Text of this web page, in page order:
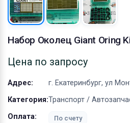
Набор Околец Giant Oring
Цена по запросу
Адрес: г. Екатеринбург, ул
Категория:Транспорт /
Оплата:
По счету
Материалы